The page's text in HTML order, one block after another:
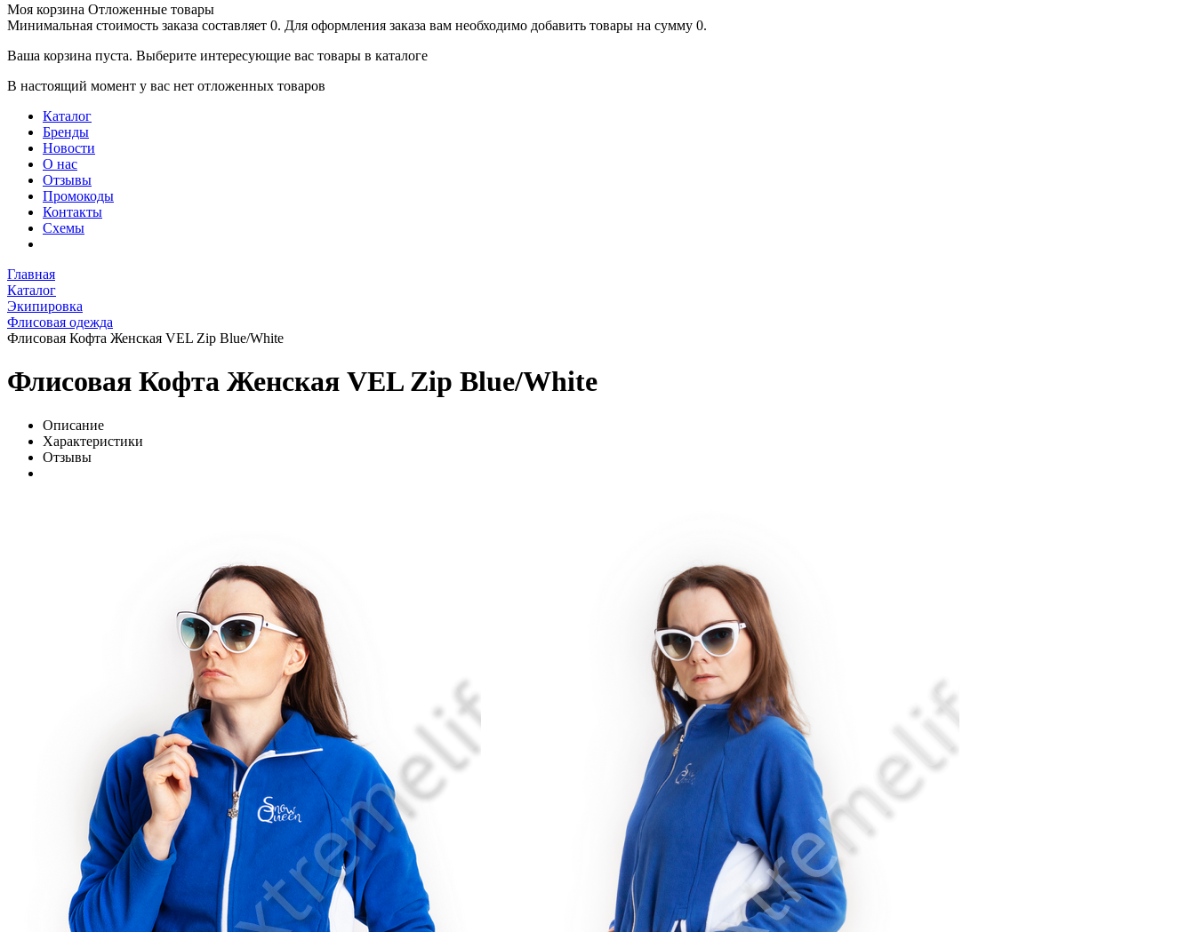
Моя корзина Отложенные товары
Минимальная стоимость заказа составляет 0. Для оформления заказа вам необходимо добавить товары на сумму 0.
Ваша корзина пуста. Выберите интересующие вас товары в каталоге
В настоящий момент у вас нет отложенных товаров
Каталог
Бренды
Новости
О нас
Отзывы
Промокоды
Контакты
Схемы
Главная
Каталог
Экипировка
Флисовая одежда
Флисовая Кофта Женская VEL Zip Blue/White
Флисовая Кофта Женская VEL Zip Blue/White
Описание
Характеристики
Отзывы